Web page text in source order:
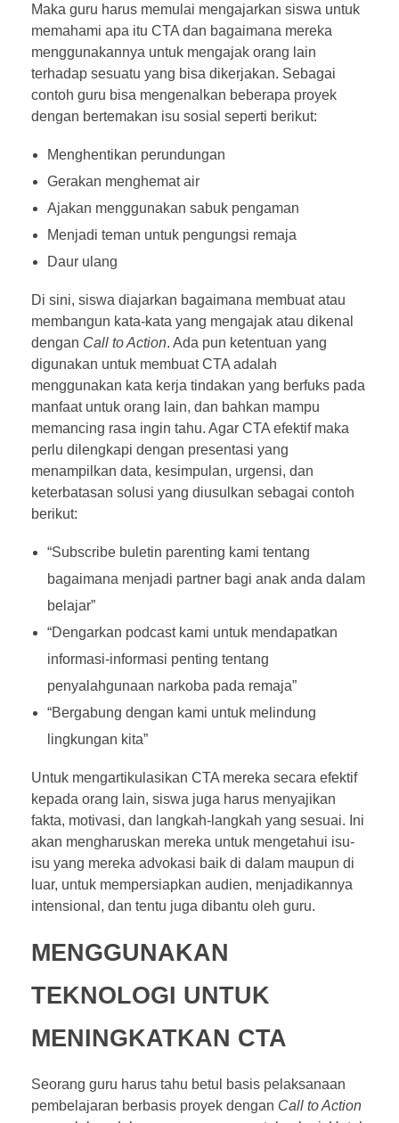
Maka guru harus memulai mengajarkan siswa untuk
memahami apa itu CTA dan bagaimana mereka
menggunakannya untuk mengajak orang lain
terhadap sesuatu yang bisa dikerjakan. Sebagai
contoh guru bisa mengenalkan beberapa proyek
dengan bertemakan isu sosial seperti berikut:
Menghentikan perundungan
Gerakan menghemat air
Ajakan menggunakan sabuk pengaman
Menjadi teman untuk pengungsi remaja
Daur ulang
Di sini, siswa diajarkan bagaimana membuat atau
membangun kata-kata yang mengajak atau dikenal
dengan Call to Action. Ada pun ketentuan yang
digunakan untuk membuat CTA adalah
menggunakan kata kerja tindakan yang berfuks pada
manfaat untuk orang lain, dan bahkan mampu
memancing rasa ingin tahu. Agar CTA efektif maka
perlu dilengkapi dengan presentasi yang
menampilkan data, kesimpulan, urgensi, dan
keterbatasan solusi yang diusulkan sebagai contoh
berikut:
“Subscribe buletin parenting kami tentang
bagaimana menjadi partner bagi anak anda dalam
belajar”
“Dengarkan podcast kami untuk mendapatkan
informasi-informasi penting tentang
penyalahgunaan narkoba pada remaja”
“Bergabung dengan kami untuk melindung
lingkungan kita”
Untuk mengartikulasikan CTA mereka secara efektif
kepada orang lain, siswa juga harus menyajikan
fakta, motivasi, dan langkah-langkah yang sesuai. Ini
akan mengharuskan mereka untuk mengetahui isu-
isu yang mereka advokasi baik di dalam maupun di
luar, untuk mempersiapkan audien, menjadikannya
intensional, dan tentu juga dibantu oleh guru.
MENGGUNAKAN
TEKNOLOGI UNTUK
MENINGKATKAN CTA
Seorang guru harus tahu betul basis pelaksanaan
pembelajaran berbasis proyek dengan Call to Action